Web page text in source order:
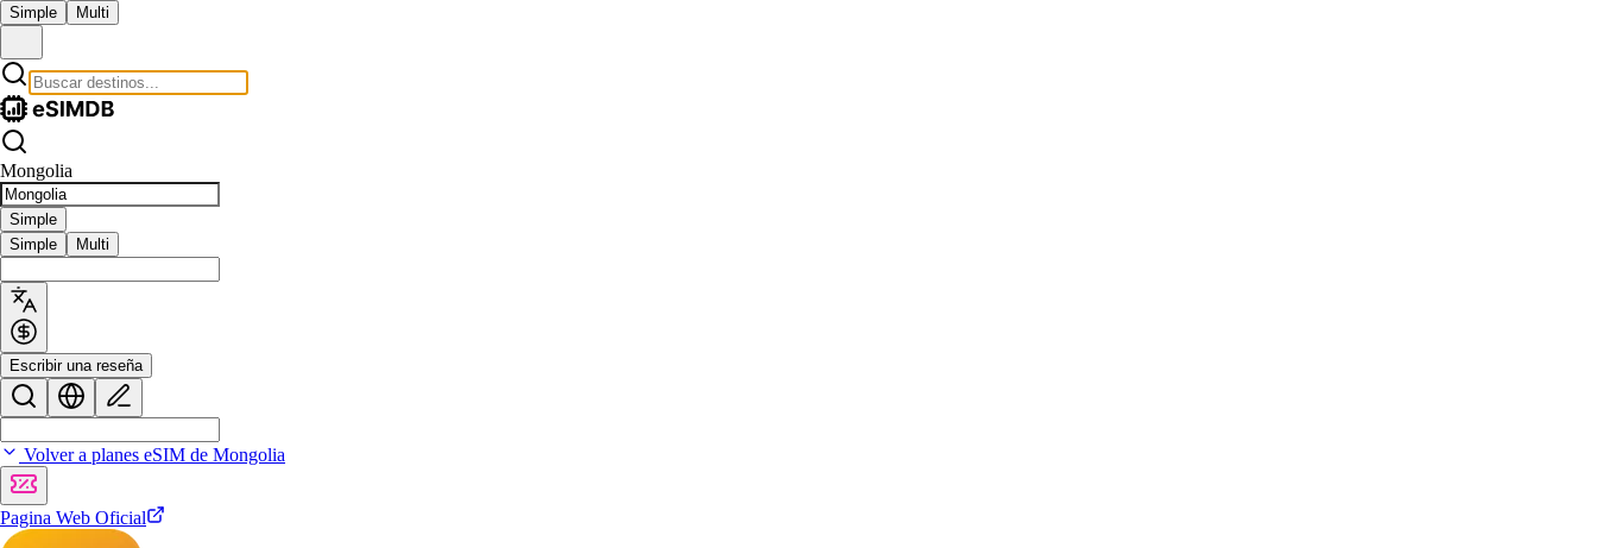
Simple Multi
Mongolia
Simple
Simple
Multi
Escribir una reseña
Volver a planes eSIM de Mongolia
Pagina Web Oficial